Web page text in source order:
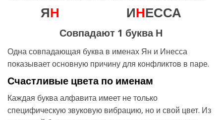
ЯН ИНЕССА
Совпадают 1 буква Н
Одна совпадающая буква в именах Ян и Инесса
показывает основную причину для конфликтов в паре.
Счастливые цвета по именам
Каждая буква алфавита имеет не только
специфическую звуковую вибрацию, но и свой цвет. Из